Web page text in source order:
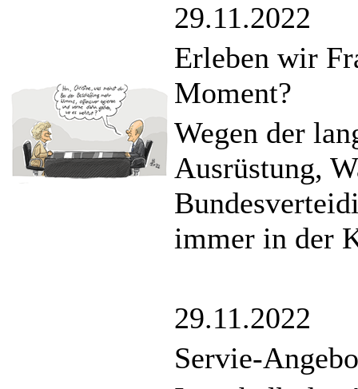
29.11.2022
Erleben wir
Moment?
Wegen der
Ausrüstung,
immer in der
29.11.2022
Servie-